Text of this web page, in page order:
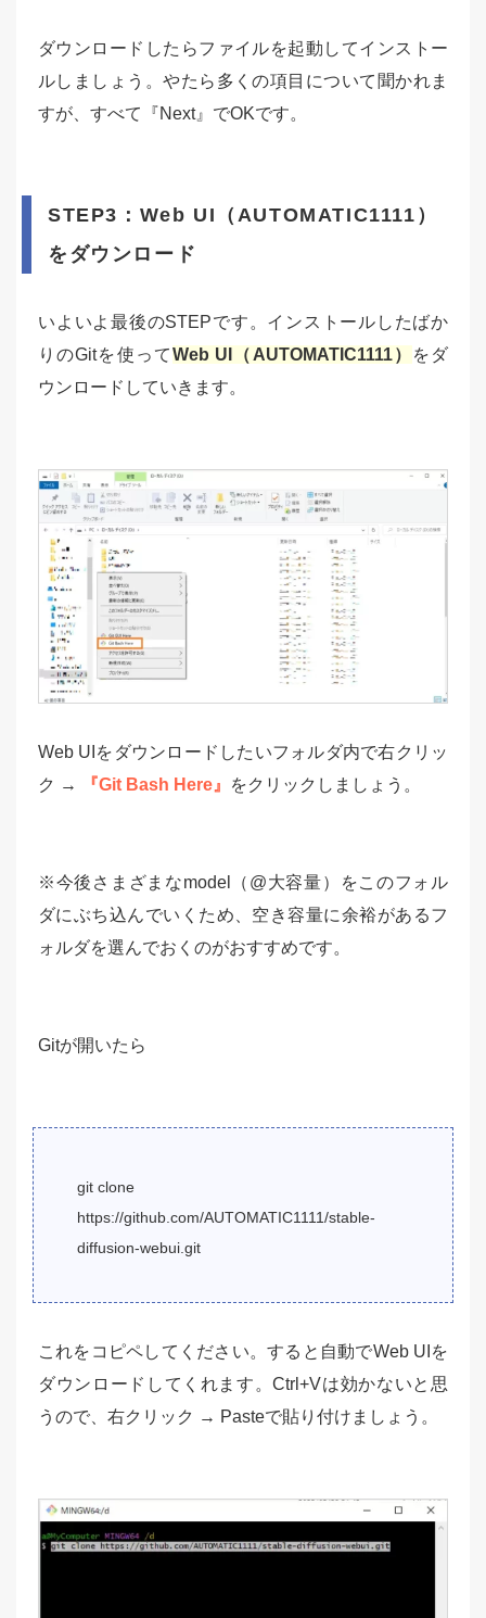
ダウンロードしたらファイルを起動してインストー
ルしましょう。やたら多くの項目について聞かれま
すが、すべて『Next』でOKです。
STEP3：Web UI（AUTOMATIC1111）
をダウンロード
いよいよ最後のSTEPです。インストールしたばか
りのGitを使ってWeb UI（AUTOMATIC1111）
をダ
ウンロードしていきます。
Web UIをダウンロードしたいフォルダ内で右クリッ
ク →
『Git Bash Here』 をクリックしましょう。
※今後さまざまなmodel（@大容量）をこのフォル
ダにぶち込んでいくため、空き容量に余裕があるフ
ォルダを選んでおくのがおすすめです。
Gitが開いたら
git clone
https://github.com/AUTOMATIC1111/stable-
diffusion-webui.git
これをコピペしてください。すると自動でWeb UIを
ダウンロードしてくれます。Ctrl+Vは効かないと思
うので、右クリック → Pasteで貼り付けましょう。